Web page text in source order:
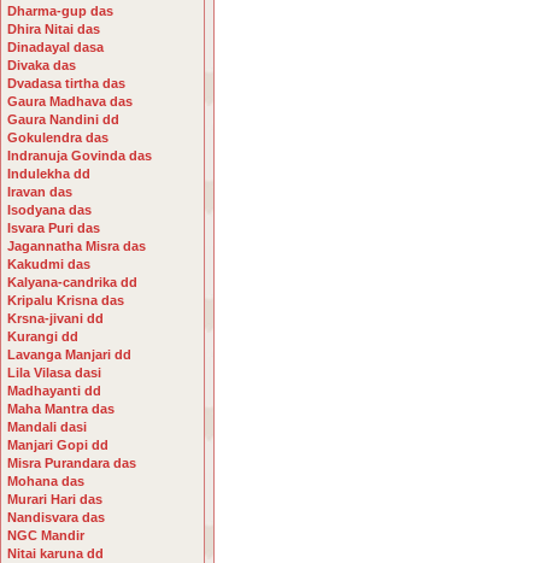
Dharma-gup das
Dhira Nitai das
Dinadayal dasa
Divaka das
Dvadasa tirtha das
Gaura Madhava das
Gaura Nandini dd
Gokulendra das
Indranuja Govinda das
Indulekha dd
Iravan das
Isodyana das
Isvara Puri das
Jagannatha Misra das
Kakudmi das
Kalyana-candrika dd
Kripalu Krisna das
Krsna-jivani dd
Kurangi dd
Lavanga Manjari dd
Lila Vilasa dasi
Madhayanti dd
Maha Mantra das
Mandali dasi
Manjari Gopi dd
Misra Purandara das
Mohana das
Murari Hari das
Nandisvara das
NGC Mandir
Nitai karuna dd